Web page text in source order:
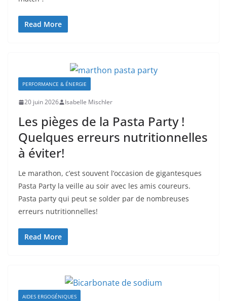
Read More
PERFORMANCE & ÉNERGIE
20 juin 2026 Isabelle Mischler
Les pièges de la Pasta Party !
Quelques erreurs nutritionnelles
à éviter!
Le marathon, c’est souvent l’occasion de gigantesques
Pasta Party la veille au soir avec les amis coureurs.
Pasta party qui peut se solder par de nombreuses
erreurs nutritionnelles!
Read More
AIDES ERGOGÉNIQUES